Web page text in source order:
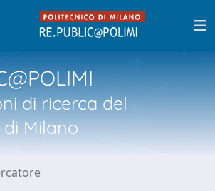
di ricerca del
Milano